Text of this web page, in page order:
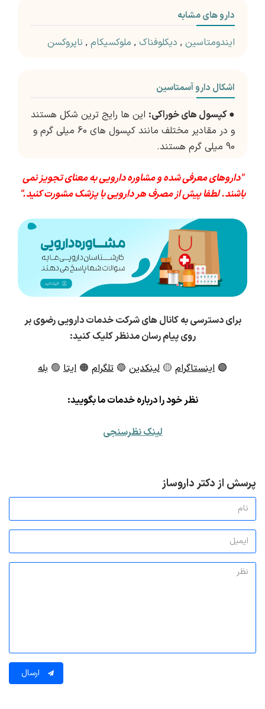
دارو های مشابه
ایندومتاسین , دیکلوفناک , ملوکسیکام , ناپروکسن
اشکال دارو آسمتاسین
●کپسول های خوراکی:این ها رایج ترین شکل هستند
و در مقادیر مختلف مانند کپسول های 60 میلی گرم و
90 میلی گرم هستند.
"داروهای معرفی شده و مشاوره دارویی به معنای تجویز نمی
باشند. لطفا پیش از مصرف هر دارویی با پزشک مشورت کنید."
برای دسترسی به کانال های شرکت خدمات دارویی رضوی بر
روی پیام رسان مدنظر کلیک کنید:
🟣 اینستاگرام🟡 لینکدین🔵 تلگرام🟠 ایتا🟢 بله
ظر خود را درباره خدمات ما بگویید:
لینک نظرسنجی
پرسش از دکتر داروساز
ارسال